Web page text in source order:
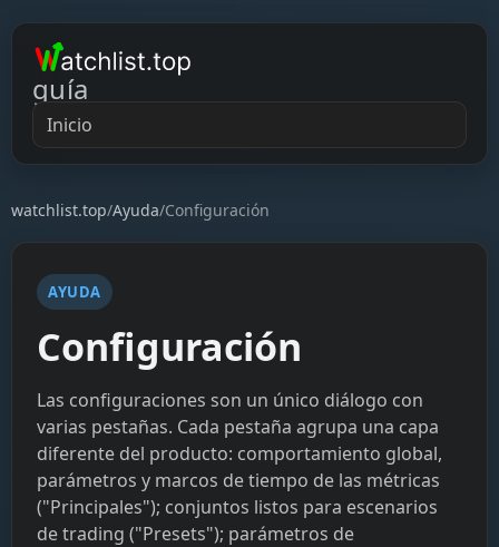
guía
Inicio
watchlist.top/Ayuda/Configuración
AYUDA
Configuración
Las configuraciones son un único diálogo con
varias pestañas. Cada pestaña agrupa una capa
diferente del producto: comportamiento global,
parámetros y marcos de tiempo de las métricas
("Principales"); conjuntos listos para escenarios
de trading ("Presets"); parámetros de